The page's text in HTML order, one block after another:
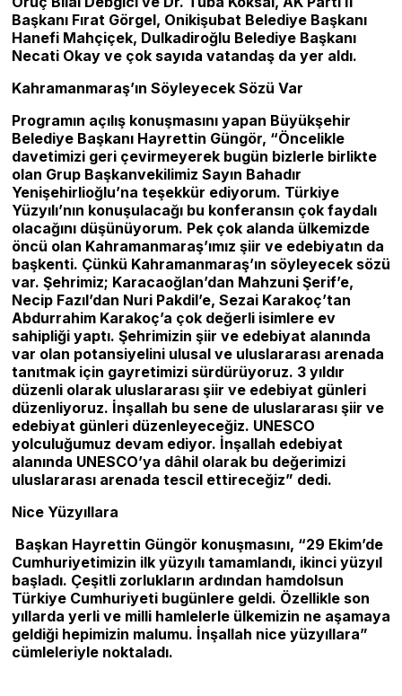
Başkanı Fırat Görgel, Onikişubat Belediye Başkanı
Hanefi Mahçiçek, Dulkadiroğlu Belediye Başkanı
Necati Okay ve çok sayıda vatandaş da yer aldı.
Kahramanmaraş’ın Söyleyecek Sözü Var
Programın açılış konuşmasını yapan Büyükşehir
Belediye Başkanı Hayrettin Güngör, “Öncelikle
davetimizi geri çevirmeyerek bugün bizlerle birlikte
olan Grup Başkanvekilimiz Sayın Bahadır
Yenişehirlioğlu’na teşekkür ediyorum. Türkiye
Yüzyılı’nın konuşulacağı bu konferansın çok faydalı
olacağını düşünüyorum. Pek çok alanda ülkemizde
öncü olan Kahramanmaraş’ımız şiir ve edebiyatın da
başkenti. Çünkü Kahramanmaraş’ın söyleyecek sözü
var. Şehrimiz; Karacaoğlan’dan Mahzuni Şerif’e,
Necip Fazıl’dan Nuri Pakdil’e, Sezai Karakoç’tan
Abdurrahim Karakoç’a çok değerli isimlere ev
sahipliği yaptı. Şehrimizin şiir ve edebiyat alanında
var olan potansiyelini ulusal ve uluslararası arenada
tanıtmak için gayretimizi sürdürüyoruz. 3 yıldır
düzenli olarak uluslararası şiir ve edebiyat günleri
düzenliyoruz. İnşallah bu sene de uluslararası şiir ve
edebiyat günleri düzenleyeceğiz. UNESCO
yolculuğumuz devam ediyor. İnşallah edebiyat
alanında UNESCO’ya dâhil olarak bu değerimizi
uluslararası arenada tescil ettireceğiz” dedi.
Nice Yüzyıllara
Başkan Hayrettin Güngör konuşmasını, “29 Ekim’de
Cumhuriyetimizin ilk yüzyılı tamamlandı, ikinci yüzyıl
başladı. Çeşitli zorlukların ardından hamdolsun
Türkiye Cumhuriyeti bugünlere geldi. Özellikle son
yıllarda yerli ve milli hamlelerle ülkemizin ne aşamaya
geldiği hepimizin malumu. İnşallah nice yüzyıllara”
cümleleriyle noktaladı.